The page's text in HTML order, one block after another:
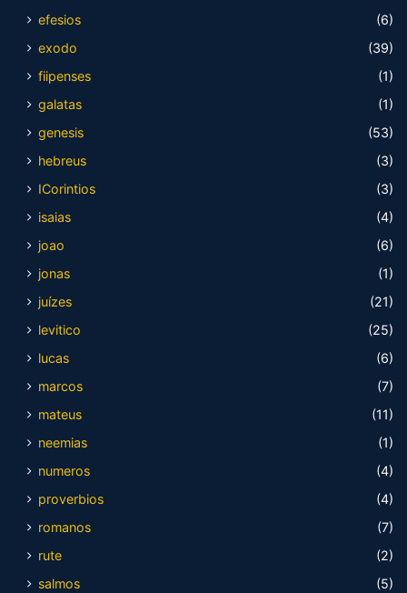
efesios
(6)
exodo
(39)
fiipenses
(1)
galatas
(1)
genesis
(53)
hebreus
(3)
ICorintios
(3)
isaias
(4)
joao
(6)
jonas
(1)
juízes
(21)
levitico
(25)
lucas
(6)
marcos
(7)
mateus
(11)
neemias
(1)
numeros
(4)
proverbios
(4)
romanos
(7)
rute
(2)
salmos
(5)